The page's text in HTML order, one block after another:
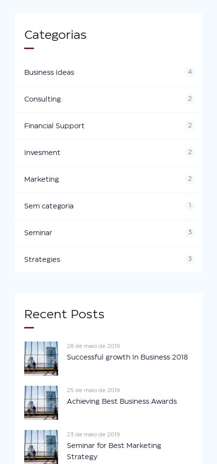
Categorias
Business Ideas 4
Consulting 2
Financial Support 2
Invesment 2
Marketing 2
Sem categoria
Seminar 3
Strategies 3
Recent Posts
28 de maio de 2019
Successful growth In Business 2018
25 de maio de 2019
Achieving Best Business Awards
23 de maio de 2019
Seminar for Best Marketing
Strategy